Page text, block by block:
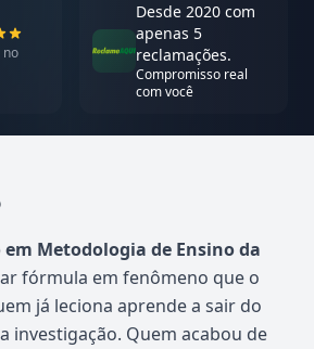
no
Desde 2020 com
apenas 5
reclamações.
Compromisso real
com você
de 2026
em Metodologia de Ensino da
fórmula em fenômeno que o
já leciona aprende a sair do
investigação. Quem acabou de